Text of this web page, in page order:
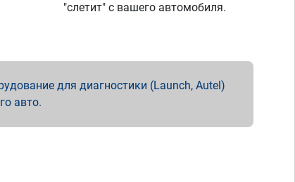
"слетит" с вашего автомобиля.
для диагностики (Launch, Autel)
авто.